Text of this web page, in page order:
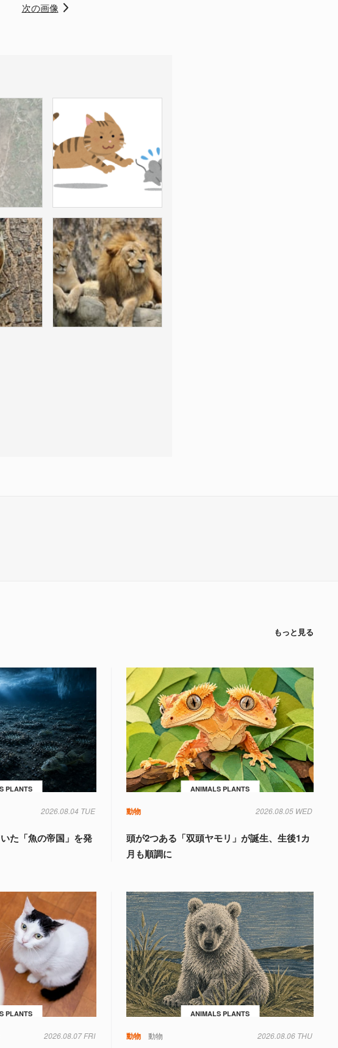
次の画像
もっと見る
PLANTS
2026.08.04 TUE
た「魚の帝国」を発
ANIMALS PLANTS
動物 2026.08.05 WED
頭が2つある「双頭ヤモリ」が誕生、生後1カ
月も順調に
PLANTS
2026.08.07 FRI
ANIMALS PLANTS
動物 動物 2026.08.06 THU